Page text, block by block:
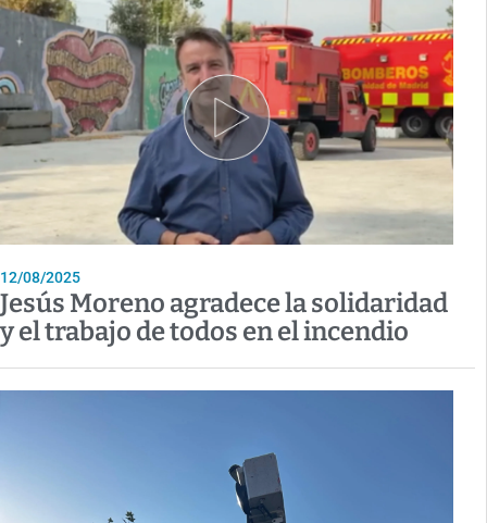
12/08/2025
Jesús Moreno agradece la solidaridad
y el trabajo de todos en el incendio